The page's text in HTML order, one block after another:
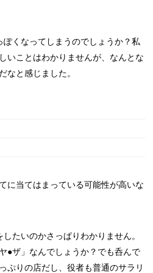
くなってしまうのでしょうか？私
いことはわかりませんが、なんとな
なと感じました。
に当てはまっている可能性が高いな
たいのかさっぱりわかりません。
●ザ」なんでしょうか？でも呑んで
ぷりの店だし、役者も普通のサラリ